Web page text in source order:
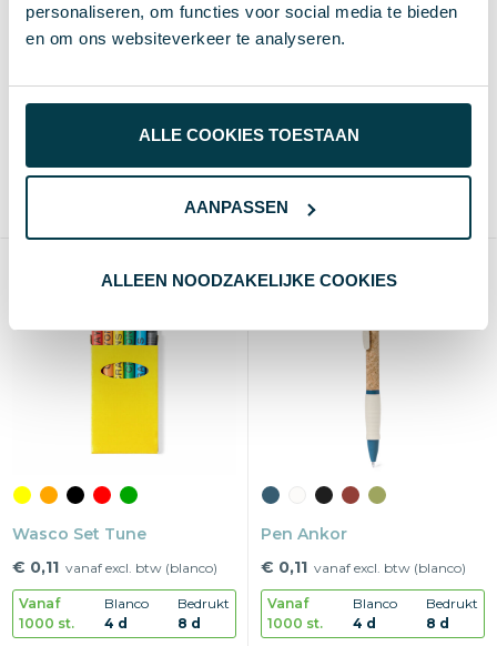
personaliseren, om functies voor social media te bieden
en om ons websiteverkeer te analyseren.
ALLE COOKIES TOESTAAN
AANPASSEN
ALLEEN NOODZAKELIJKE COOKIES
Wasco Set Veseli
cm | Memoblaadjes | 5
500 st.
2-3 d
Blanco of bedrukken
Max
70×40 mm
Wasco Set Tune
€ 0,11 vanaf excl. btw (blanco)
Vanaf
1000 st.
Blanco
4 d
Bedrukt
8 d
Pen Ankor
€ 0,11 vanaf excl. btw (blanco)
Vanaf
1000 st.
Blanco
4 d
Bedrukt
8 d